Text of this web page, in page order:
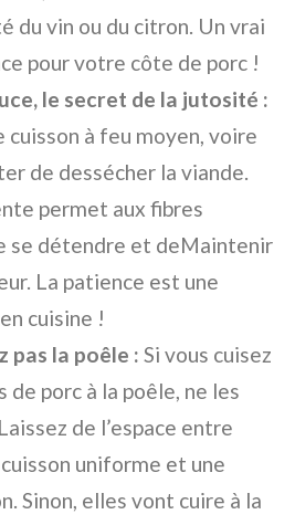
du vin ou du citron. Un vrai
pour votre côte de porc !
le secret de la jutosité :
cuisson à feu moyen, voire
de dessécher la viande.
permet aux fibres
se détendre et deMaintenir
La patience est une
cuisine !
pas la poêle : Si vous cuisez
de porc à la poêle, ne les
de l’espace entre
uniforme et une
Sinon, elles vont cuire à la